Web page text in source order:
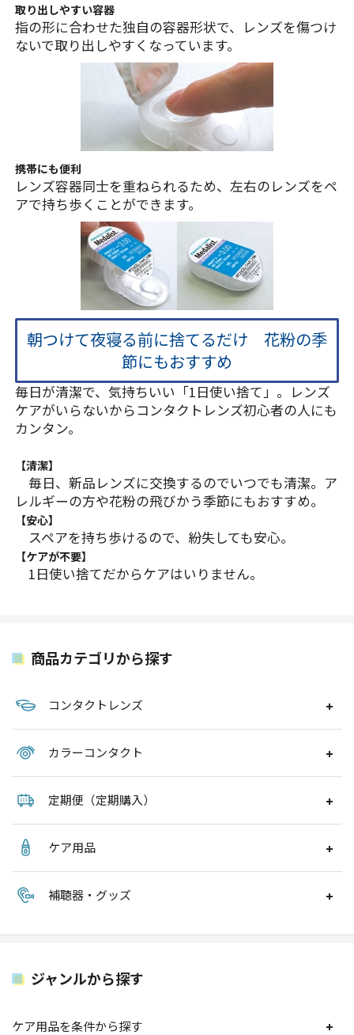
取り出しやすい容器
指の形に合わせた独自の容器形状で、レンズを傷つけ
ないで取り出しやすくなっています。
携帯にも便利
レンズ容器同士を重ねられるため、左右のレンズをペ
アで持ち歩くことができます。
朝つけて夜寝る前に捨てるだけ 花粉の季
節にもおすすめ
毎日が清潔で、気持ちいい「1日使い捨て」。レンズ
ケアがいらないからコンタクトレンズ初心者の人にも
カンタン。
【清潔】
毎日、新品レンズに交換するのでいつでも清潔。ア
レルギーの方や花粉の飛びかう季節にもおすすめ。
【安心】
スペアを持ち歩けるので、紛失しても安心。
【ケアが不要】
1日使い捨てだからケアはいりません。
商品カテゴリから探す
コンタクトレンズ
カラーコンタクト
定期便（定期購入）
ケア用品
補聴器・グッズ
ジャンルから探す
ケア用品を条件から探す